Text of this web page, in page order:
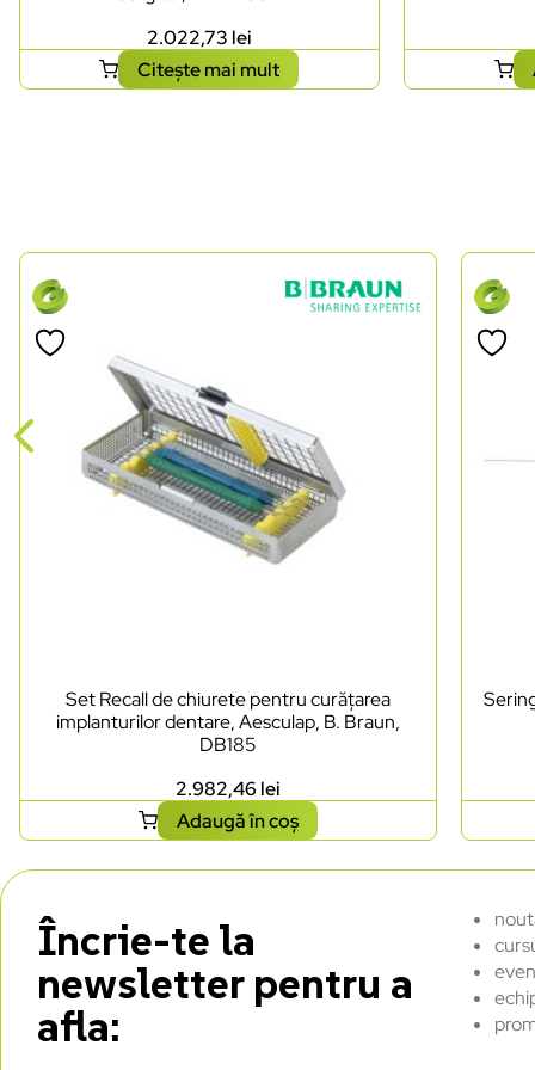
2.022,73 lei
Citește mai mult
Set Recall de chiurete pentru curățarea
implanturilor dentare, Aesculap, B. Braun,
DB185
2.982,46 lei
Adaugă în coș
Încrie-te la
newsletter pentru a
afla: